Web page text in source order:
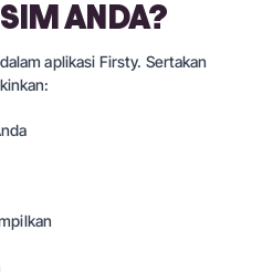
ANDA?
aplikasi Firsty. Sertakan